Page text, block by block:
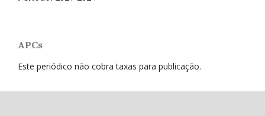
APCs
Este periódico não cobra taxas para publicação.